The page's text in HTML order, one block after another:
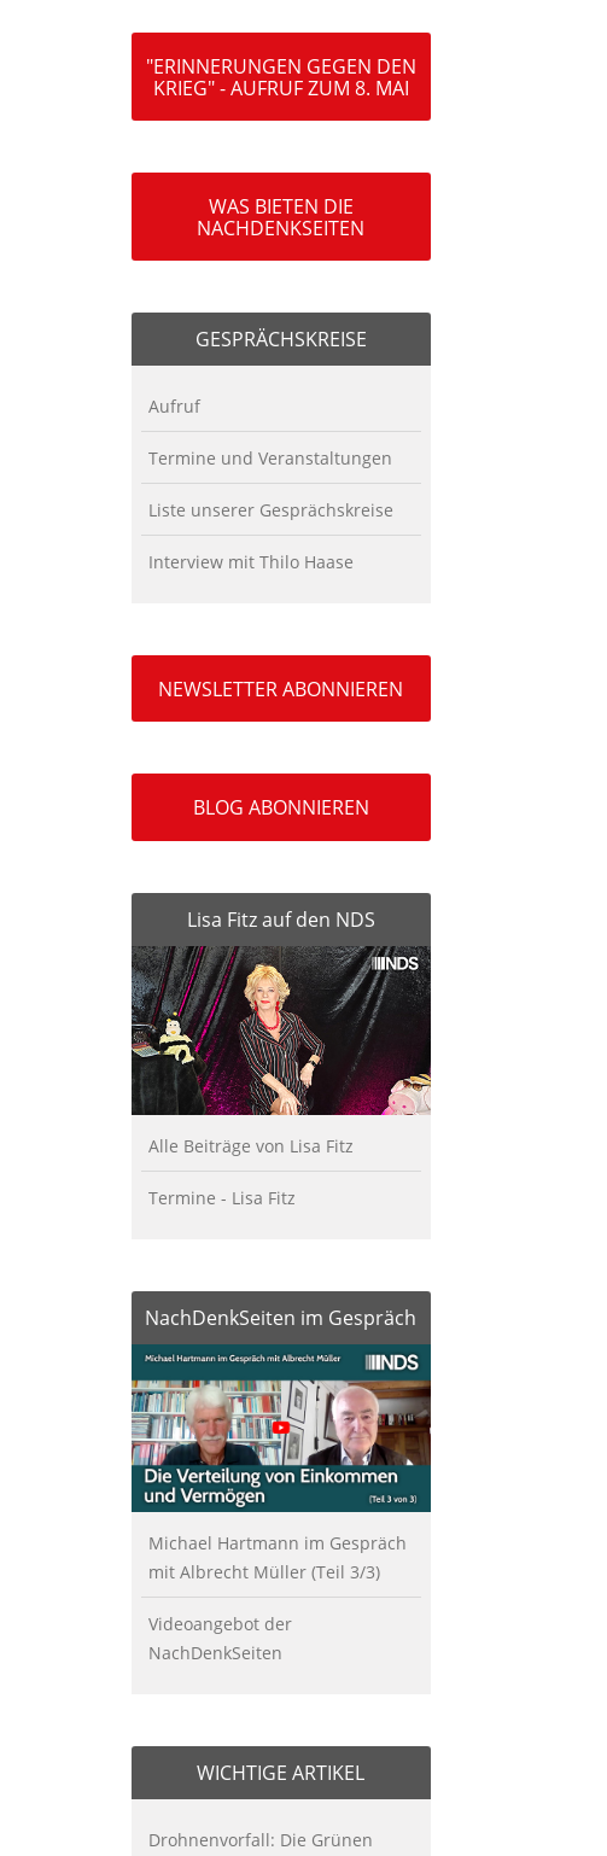
"ERINNERUNGEN GEGEN DEN
KRIEG" - AUFRUF ZUM 8. MAI
WAS BIETEN DIE
NACHDENKSEITEN
GESPRÄCHSKREISE
Aufruf
Termine und Veranstaltungen
Liste unserer Gesprächskreise
Interview mit Thilo Haase
NEWSLETTER ABONNIEREN
BLOG ABONNIEREN
Lisa Fitz auf den NDS
Alle Beiträge von Lisa Fitz
Termine - Lisa Fitz
NachDenkSeiten im Gespräch
Michael Hartmann im Gespräch
mit Albrecht Müller (Teil 3/3)
Videoangebot der
NachDenkSeiten
WICHTIGE ARTIKEL
Drohnenvorfall: Die Grünen